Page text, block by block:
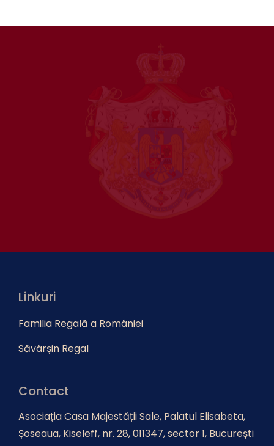
Linkuri
Familia Regală a României
Săvârșin Regal
Contact
Asociația Casa Majestății Sale, Palatul Elisabeta,
Șoseaua, Kiseleff, nr. 28, 011347, sector 1, București